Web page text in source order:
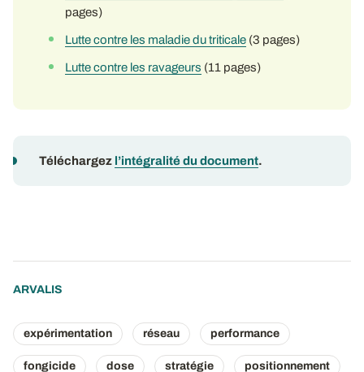
pages)
Lutte contre les maladie du triticale (3 pages)
Lutte contre les ravageurs (11 pages)
Téléchargez l’intégralité du document.
ARVALIS
expérimentation réseau performance
fongicide dose stratégie positionnement